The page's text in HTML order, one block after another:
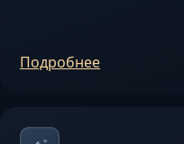
Подробнее